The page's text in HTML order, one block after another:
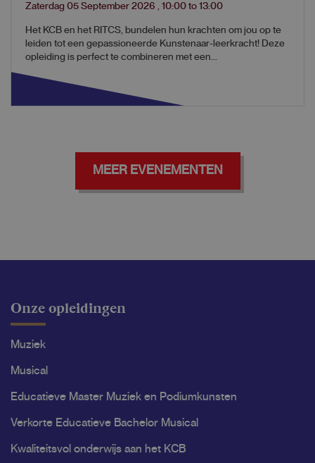
Zaterdag 05 September 2026 , 10:00 to 13:00
Het KCB en het RITCS, bundelen hun krachten om jou op te
leiden tot een gepassioneerde Kunstenaar-leerkracht! Deze
opleiding is perfect te combineren met een...
MEER EVENEMENTEN
Onze opleidingen
Muziek
Musical
Educatieve Master Muziek en Podiumkunsten
Verkorte Educatieve Bachelor Musical
Kwaliteitsvol onderwijs aan het KCB